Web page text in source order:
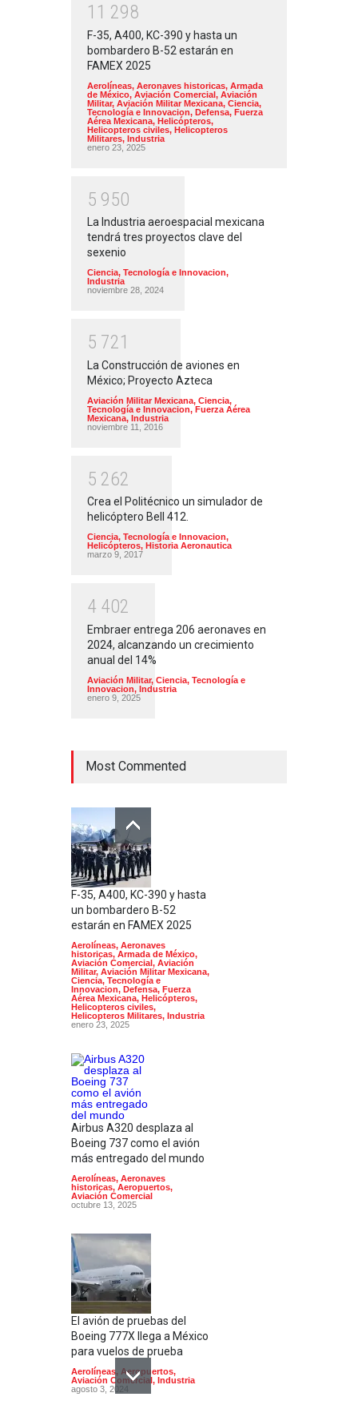
1 1 298
F-35, A400, KC-390 y hasta un
bombardero B-52 estarán en
FAMEX 2025
Aerolíneas, Aeronaves historicas, Armada
de México, Aviación Comercial, Aviación
Militar, Aviación Militar Mexicana, Ciencia,
Tecnología e Innovacion, Defensa, Fuerza
Aérea Mexicana, Helicópteros,
Helicopteros civiles, Helicopteros
Militares, Industria
enero 23, 2025
5 950
La Industria aeroespacial mexicana
tendrá tres proyectos clave del
sexenio
Ciencia, Tecnología e Innovacion,
Industria
noviembre 28, 2024
5 721
La Construcción de aviones en
México; Proyecto Azteca
Aviación Militar Mexicana, Ciencia,
Tecnología e Innovacion, Fuerza Aérea
Mexicana, Industria
noviembre 11, 2016
5 262
Crea el Politécnico un simulador de
helicóptero Bell 412.
Ciencia, Tecnología e Innovacion,
Helicópteros, Historia Aeronautica
marzo 9, 2017
4 402
Embraer entrega 206 aeronaves en
2024, alcanzando un crecimiento
anual del 14%
Aviación Militar, Ciencia, Tecnología e
Innovacion, Industria
enero 9, 2025
Most Commented
F-35, A400, KC-390 y hasta
un bombardero B-52
estarán en FAMEX 2025
Aerolíneas, Aeronaves
historicas, Armada de México,
Aviación Comercial, Aviación
Militar, Aviación Militar Mexicana,
Ciencia, Tecnología e
Innovacion, Defensa, Fuerza
Aérea Mexicana, Helicópteros,
Helicopteros civiles,
Helicopteros Militares, Industria
enero 23, 2025
Airbus A320 desplaza al
Boeing 737 como el avión
más entregado del mundo
Aerolíneas, Aeronaves
historicas, Aeropuertos,
Aviación Comercial
octubre 13, 2025
El avión de pruebas del
Boeing 777X llega a México
para vuelos de prueba
Aerolíneas, Aeropuertos,
Aviación Comercial, Industria
agosto 3, 2024